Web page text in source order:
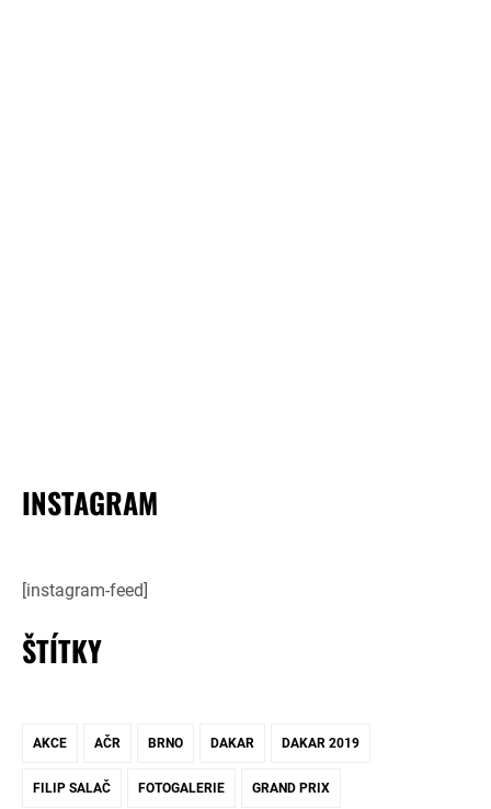
INSTAGRAM
[instagram-feed]
ŠTÍTKY
AKCE AČR BRNO DAKAR DAKAR 2019
FILIP SALAČ FOTOGALERIE GRAND PRIX